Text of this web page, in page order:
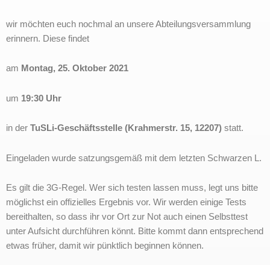
wir möchten euch nochmal an unsere Abteilungsversammlung
erinnern. Diese findet
am Montag, 25. Oktober 2021
um 19:30 Uhr
in der TuSLi-Geschäftsstelle (Krahmerstr. 15, 12207) statt.
Eingeladen wurde satzungsgemäß mit dem letzten Schwarzen L.
Es gilt die 3G-Regel. Wer sich testen lassen muss, legt uns bitte
möglichst ein offizielles Ergebnis vor. Wir werden einige Tests
bereithalten, so dass ihr vor Ort zur Not auch einen Selbsttest
unter Aufsicht durchführen könnt. Bitte kommt dann entsprechend
etwas früher, damit wir pünktlich beginnen können.